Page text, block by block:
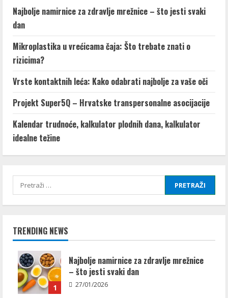
Najbolje namirnice za zdravlje mrežnice – što jesti svaki
dan
Mikroplastika u vrećicama čaja: Što trebate znati o
rizicima?
Vrste kontaktnih leća: Kako odabrati najbolje za vaše oči
Projekt Super5Q – Hrvatske transpersonalne asocijacije
Kalendar trudnoće, kalkulator plodnih dana, kalkulator
idealne težine
Pretraži:
TRENDING NEWS
1
Najbolje namirnice za zdravlje mrežnice
– što jesti svaki dan
27/01/2026